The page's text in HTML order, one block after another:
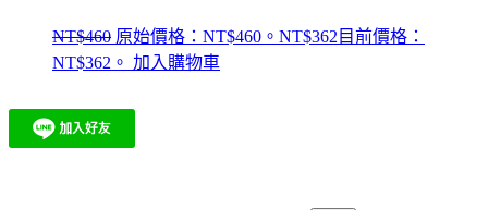
NT$460 原始價格：NT$460。 NT$362 目前價格：
NT$362。 加入購物車